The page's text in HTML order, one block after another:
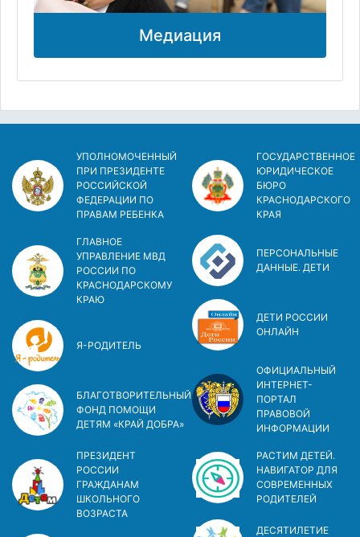
Медиация
УПОЛНОМОЧЕННЫЙ
ПРИ ПРЕЗИДЕНТЕ
РОССИЙСКОЙ
ФЕДЕРАЦИИ ПО
ПРАВАМ РЕБЕНКА
ГЛАВНОЕ
УПРАВЛЕНИЕ МВД
РОССИИ ПО
КРАСНОДАРСКОМУ
КРАЮ
Я-РОДИТЕЛЬ
БЛАГОТВОРИТЕЛЬНЫЙ
ФОНД ПОМОЩИ
ДЕТЯМ «КРАЙ ДОБРА»
ПРЕЗИДЕНТ
РОССИИ
ГРАЖДАНАМ
ШКОЛЬНОГО
ВОЗРАСТА
ГОСУДАРСТВЕННОЕ
ЮРИДИЧЕСКОЕ
БЮРО
КРАСНОДАРСКОГО
КРАЯ
ПЕРСОНАЛЬНЫЕ
ДАННЫЕ. ДЕТИ
ДЕТИ РОССИИ
ОНЛАЙН
ОФИЦИАЛЬНЫЙ
ИНТЕРНЕТ-
ПОРТАЛ
ПРАВОВОЙ
ИНФОРМАЦИИ
РАСТИМ ДЕТЕЙ.
НАВИГАТОР ДЛЯ
СОВРЕМЕННЫХ
РОДИТЕЛЕЙ
ДЕСЯТИЛЕТИЕ